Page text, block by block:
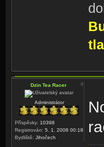
Dzin Tea Racer
Administrátor
Příspěvky: 10398
Registrován: 5. 1. 2008 00:18
Bydliště: Jihočech